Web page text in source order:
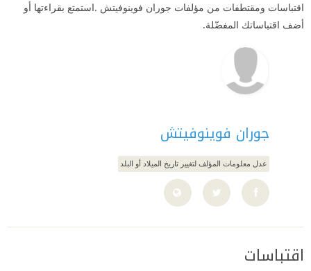
اقتباسات ومقتطفات من مؤلفات جوران فوينوفيتش .استمتع بقراءتها أو
أضف اقتباساتك المفضّلة.
جوران فوينوفيتش
عدل معلومات المؤلف لتغيير تاريخ الميلاد أو البلد
اقتباسات